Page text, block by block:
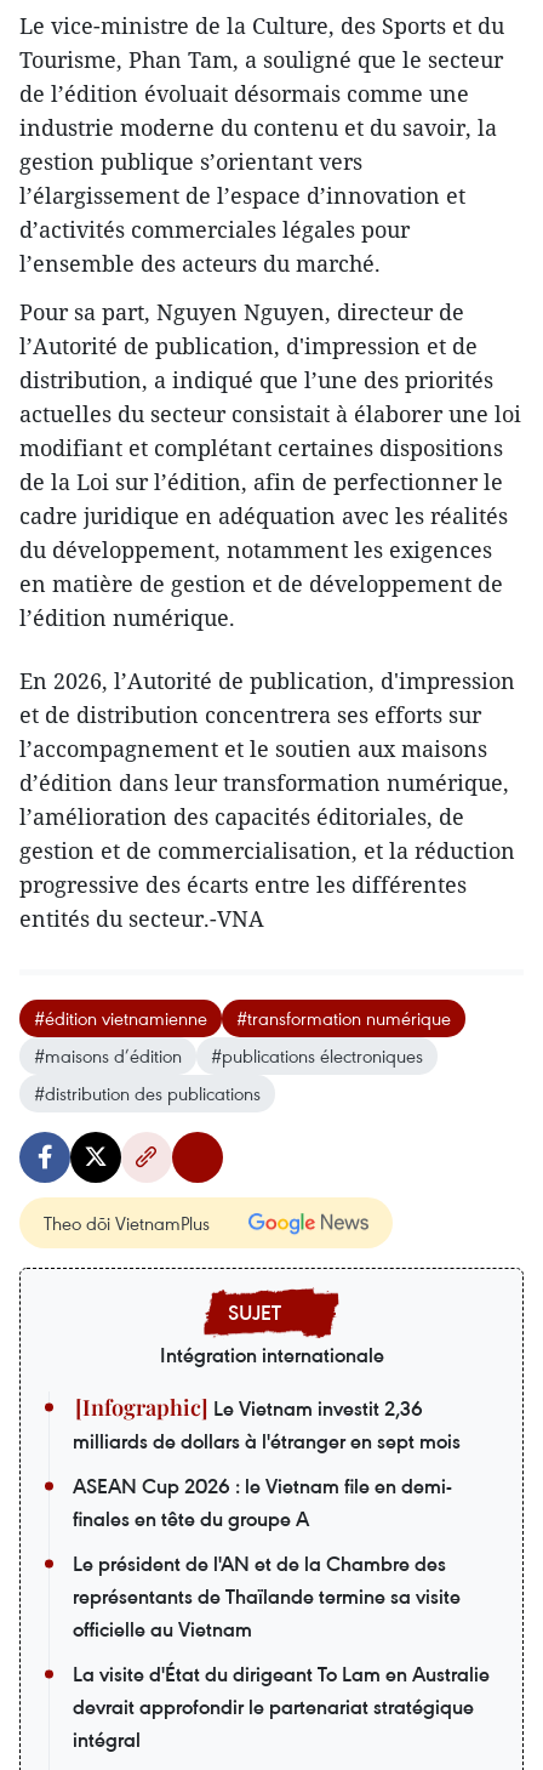
Le vice-ministre de la Culture, des Sports et du
Tourisme, Phan Tam, a souligné que le secteur
de l’édition évoluait désormais comme une
industrie moderne du contenu et du savoir, la
gestion publique s’orientant vers
l’élargissement de l’espace d’innovation et
d’activités commerciales légales pour
l’ensemble des acteurs du marché.
Pour sa part, Nguyen Nguyen, directeur de
l’Autorité de publication, d'impression et de
distribution, a indiqué que l’une des priorités
actuelles du secteur consistait à élaborer une loi
modifiant et complétant certaines dispositions
de la Loi sur l’édition, afin de perfectionner le
cadre juridique en adéquation avec les réalités
du développement, notamment les exigences
en matière de gestion et de développement de
l’édition numérique.
En 2026, l’Autorité de publication, d'impression
et de distribution concentrera ses efforts sur
l’accompagnement et le soutien aux maisons
d’édition dans leur transformation numérique,
l’amélioration des capacités éditoriales, de
gestion et de commercialisation, et la réduction
progressive des écarts entre les différentes
entités du secteur.-VNA
#édition vietnamienne
#transformation numérique
#maisons d’édition
#publications électroniques
#distribution des publications
Theo dõi VietnamPlus
Intégration internationale
Le Vietnam investit 2,36
milliards de dollars à l'étranger en sept mois
ASEAN Cup 2026 : le Vietnam file en demi-
finales en tête du groupe A
Le président de l'AN et de la Chambre des
représentants de Thaïlande termine sa visite
officielle au Vietnam
La visite d'État du dirigeant To Lam en Australie
devrait approfondir le partenariat stratégique
intégral